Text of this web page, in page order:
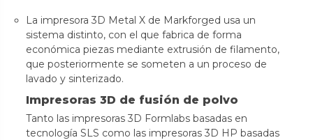
La impresora 3D Metal X de Markforged usa un
sistema distinto, con el que fabrica de forma
económica piezas mediante extrusión de filamento,
que posteriormente se someten a un proceso de
lavado y sinterizado.
Impresoras 3D de fusión de polvo
Tanto las impresoras 3D Formlabs basadas en
tecnología SLS como las impresoras 3D HP basadas